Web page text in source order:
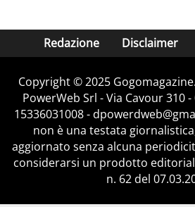
Redazione Disclaimer
Copyright © 2025
PowerWeb Srl - Via Cavour 310 -
15336031008 -
non è una testata
aggiornato senza alcuna
considerarsi un prodotto
n. 62 del